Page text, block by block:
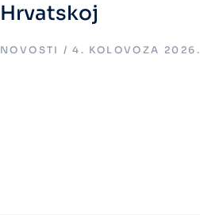
Hrvatskoj
NOVOSTI 4. KOLOVOZA 2026.